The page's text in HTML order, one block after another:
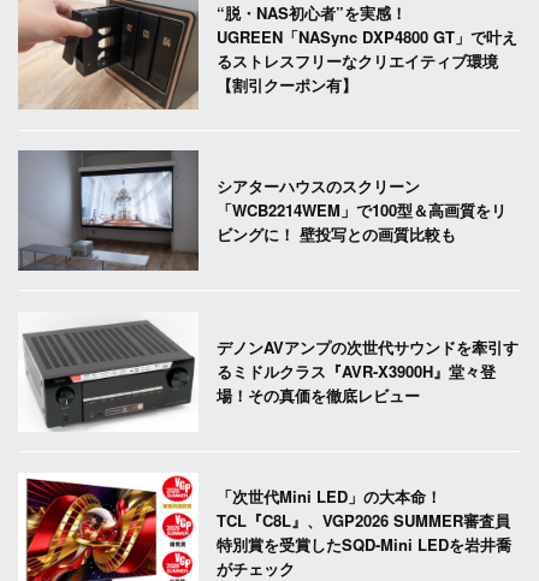
“脱・NAS初心者”を実感！
UGREEN「NASync DXP4800 GT」で叶え
るストレスフリーなクリエイティブ環境
【割引クーポン有】
シアターハウスのスクリーン
「WCB2214WEM」で100型＆高画質をリ
ビングに！ 壁投写との画質比較も
デノンAVアンプの次世代サウンドを牽引す
るミドルクラス『AVR-X3900H』堂々登
場！その真価を徹底レビュー
「次世代Mini LED」の大本命！
TCL『C8L』、VGP2026 SUMMER審査員
特別賞を受賞したSQD-Mini LEDを岩井喬
がチェック